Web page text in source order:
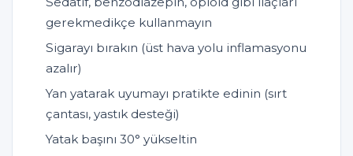
gerekmedikçe kullanmayın
Sigarayı bırakın (üst hava yolu inflamasyonu
azalır)
Yan yatarak uyumayı pratikte edinin (sırt
çantası, yastık desteği)
Yatak başını 30° yükseltin